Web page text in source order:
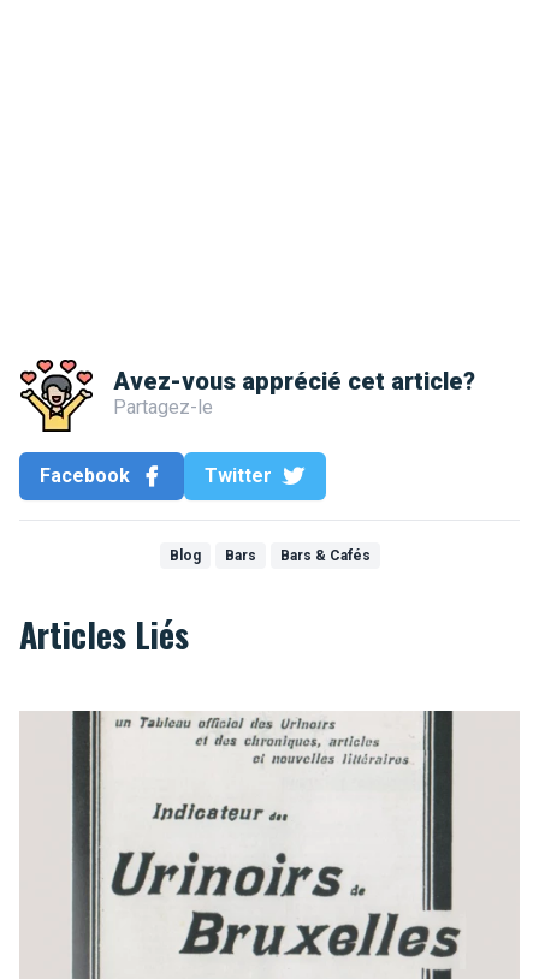
Avez-vous apprécié cet article?
Partagez-le
Facebook Twitter
Blog Bars Bars & Cafés
Articles Liés
Les toilettes bruxelloises où il faut s'être soulagé